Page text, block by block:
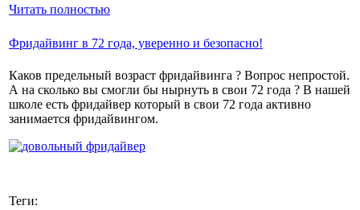
Читать полностью
Фридайвинг в 72 года, уверенно и безопасно!
Каков предельный возраст фридайвинга ? Вопрос непростой.
А на сколько вы смогли бы нырнуть в свои 72 года ? В нашей
школе есть фридайвер который в свои 72 года активно
занимается фридайвингом.
Теги: